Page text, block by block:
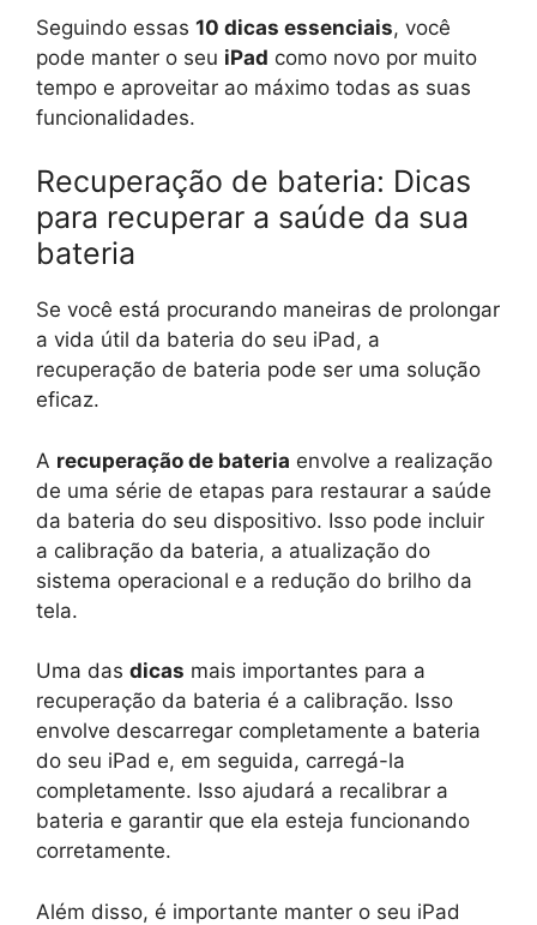
Seguindo essas 10 dicas essenciais, você
pode manter o seu iPad como novo por muito
tempo e aproveitar ao máximo todas as suas
funcionalidades.
Recuperação de bateria: Dicas
para recuperar a saúde da sua
bateria
Se você está procurando maneiras de prolongar
a vida útil da bateria do seu iPad, a
recuperação de bateria pode ser uma solução
eficaz.
A recuperação de bateria envolve a realização
de uma série de etapas para restaurar a saúde
da bateria do seu dispositivo. Isso pode incluir
a calibração da bateria, a atualização do
sistema operacional e a redução do brilho da
tela.
Uma das dicas mais importantes para a
recuperação da bateria é a calibração. Isso
envolve descarregar completamente a bateria
do seu iPad e, em seguida, carregá-la
completamente. Isso ajudará a recalibrar a
bateria e garantir que ela esteja funcionando
corretamente.
Além disso, é importante manter o seu iPad